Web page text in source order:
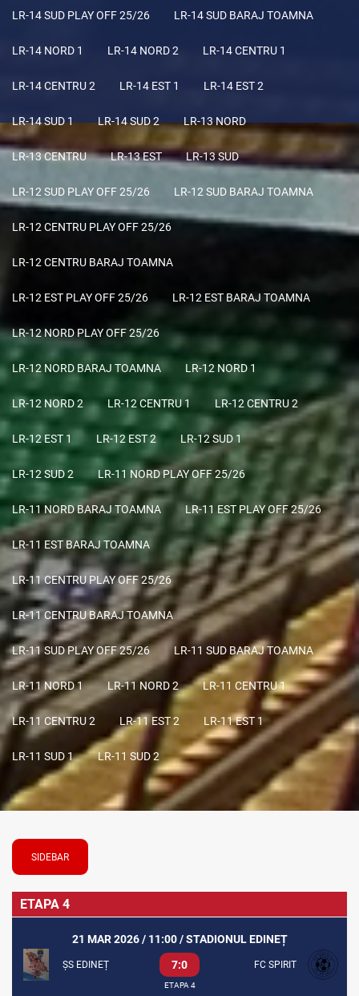
LR-14 SUD PLAY OFF 25/26 LR-14 SUD BARAJ TOAMNA
LR-14 NORD 1 LR-14 NORD 2 LR-14 CENTRU 1
LR-14 CENTRU 2 LR-14 EST 1 LR-14 EST 2
LR-14 SUD 1 LR-14 SUD 2 LR-13 NORD
LR-13 CENTRU LR-13 EST LR-13 SUD
LR-12 SUD PLAY OFF 25/26 LR-12 SUD BARAJ TOAMNA
LR-12 CENTRU PLAY OFF 25/26
LR-12 CENTRU BARAJ TOAMNA
LR-12 EST PLAY OFF 25/26 LR-12 EST BARAJ TOAMNA
LR-12 NORD PLAY OFF 25/26
LR-12 NORD BARAJ TOAMNA LR-12 NORD 1
LR-12 NORD 2 LR-12 CENTRU 1 LR-12 CENTRU 2
LR-12 EST 1 LR-12 EST 2 LR-12 SUD 1
LR-12 SUD 2 LR-11 NORD PLAY OFF 25/26
LR-11 NORD BARAJ TOAMNA LR-11 EST PLAY OFF 25/26
LR-11 EST BARAJ TOAMNA
LR-11 CENTRU PLAY OFF 25/26
LR-11 CENTRU BARAJ TOAMNA
LR-11 SUD PLAY OFF 25/26 LR-11 SUD BARAJ TOAMNA
LR-11 NORD 1 LR-11 NORD 2 LR-11 CENTRU 1
LR-11 CENTRU 2 LR-11 EST 2 LR-11 EST 1
LR-11 SUD 1 LR-11 SUD 2
SIDEBAR
ETAPA 4
21 MAR 2026 / 11:00 / STADIONUL EDINEȚ
ȘS EDINEȚ 7:0 FC SPIRIT
ETAPA 4